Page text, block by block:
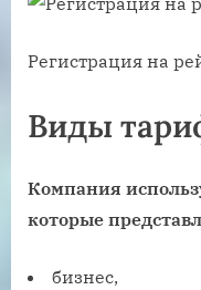
Регистрация на
Виды
Компания
которые
бизнес,